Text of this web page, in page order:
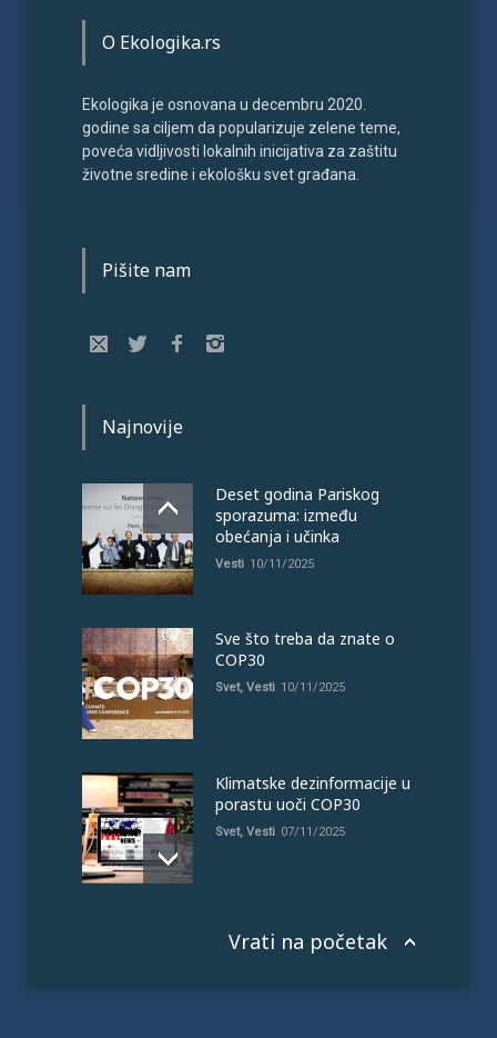
O Ekologika.rs
Ekologika je osnovana u decembru 2020.
godine sa ciljem da popularizuje zelene teme,
poveća vidljivosti lokalnih inicijativa za zaštitu
životne sredine i ekološku svet građana.
Pišite nam
Najnovije
Deset godina Pariskog
sporazuma: između
obećanja i učinka
Vesti 10/11/2025
Sve što treba da znate o
COP30
Svet, Vesti 10/11/2025
Klimatske dezinformacije u
porastu uoči COP30
Svet, Vesti 07/11/2025
Vrati na početak